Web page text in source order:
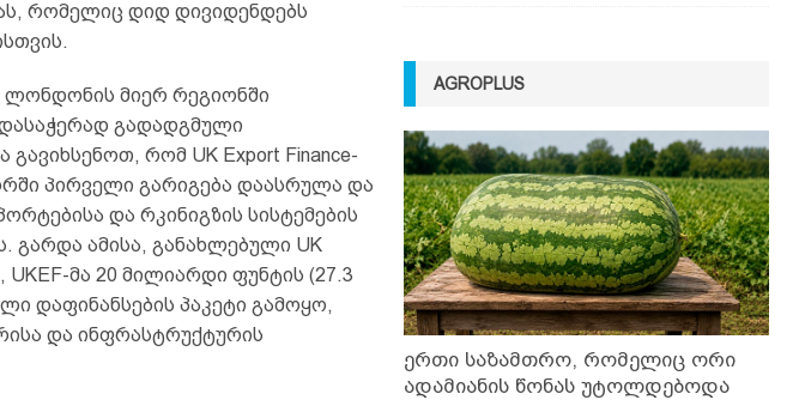
რომელიც დიდ დივიდენდებს
მიერ რეგიონში
გადადგმული
რომ UK Export Finance-
პირველი გარიგება დაასრულა და
და რკინიგზის სისტემების
გარდა ამისა, განახლებული UK
მა 20 მილიარდი ფუნტის (27.3
დაფინანსების პაკეტი გამოყო,
და ინფრასტრუქტურის
AGROPLUS
ერთი საზამთრო, რომელიც ორი
ადამიანის წონას უტოლდებოდა